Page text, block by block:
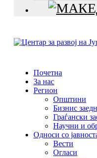
Почетна
За нас
Регион
Општини
Бизнис
Граѓански
Научни и
Односи со
Вести
Огласи